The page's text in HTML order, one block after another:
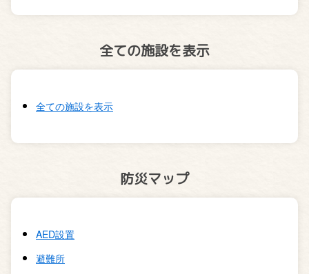
全ての施設を表示
全ての施設を表示
防災マップ
AED設置
避難所